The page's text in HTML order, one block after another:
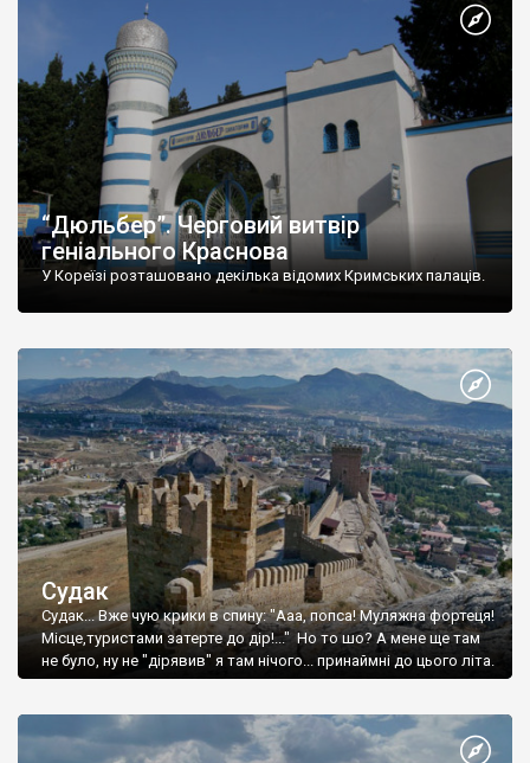
“Дюльбер”. Черговий витвір
геніального Краснова
У Кореїзі розташовано декілька відомих Кримських палаців.
Судак
Судак... Вже чую крики в спину: "Ааа, попса! Муляжна фортеця!
Місце,туристами затерте до дір!..." Но то шо? А мене ще там
не було, ну не "дірявив" я там нічого... принаймні до цього літа.